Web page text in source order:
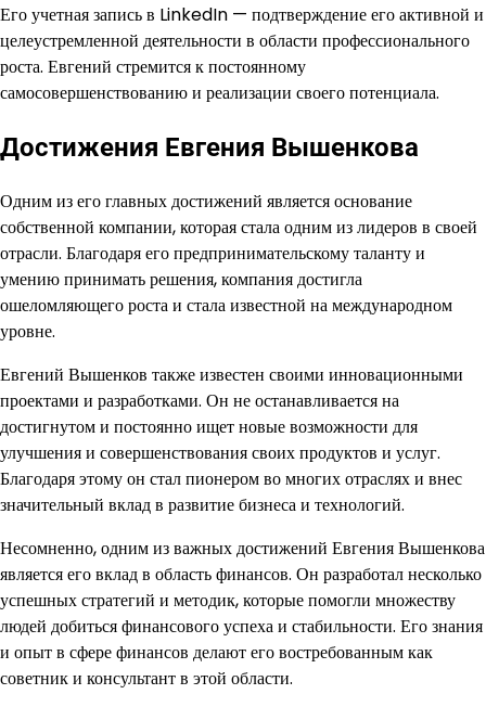
Его учетная запись в LinkedIn — подтверждение его активной и
целеустремленной деятельности в области профессионального
роста. Евгений стремится к постоянному
самосовершенствованию и реализации своего потенциала.
Достижения Евгения Вышенкова
Одним из его главных достижений является основание
собственной компании, которая стала одним из лидеров в своей
отрасли. Благодаря его предпринимательскому таланту и
умению принимать решения, компания достигла
ошеломляющего роста и стала известной на международном
уровне.
Евгений Вышенков также известен своими инновационными
проектами и разработками. Он не останавливается на
достигнутом и постоянно ищет новые возможности для
улучшения и совершенствования своих продуктов и услуг.
Благодаря этому он стал пионером во многих отраслях и внес
значительный вклад в развитие бизнеса и технологий.
Несомненно, одним из важных достижений Евгения Вышенкова
является его вклад в область финансов. Он разработал несколько
успешных стратегий и методик, которые помогли множеству
людей добиться финансового успеха и стабильности. Его знания
и опыт в сфере финансов делают его востребованным как
советник и консультант в этой области.